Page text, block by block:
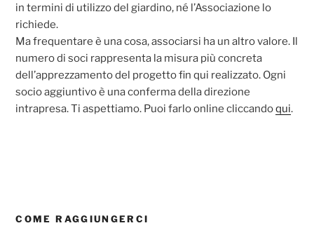
in termini di utilizzo del giardino, né l’Associazione lo
richiede.
Ma frequentare è una cosa, associarsi ha un altro valore. Il
numero di soci rappresenta la misura più concreta
dell’apprezzamento del progetto fin qui realizzato. Ogni
socio aggiuntivo è una conferma della direzione
intrapresa. Ti aspettiamo. Puoi farlo online cliccandoqui.
COME RAGGIUNGERCI